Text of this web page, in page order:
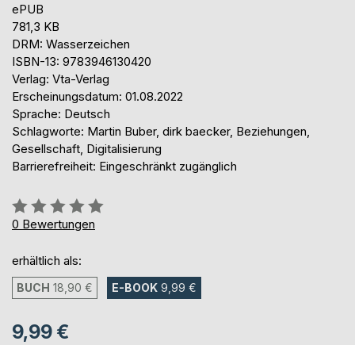
ePUB
781,3 KB
DRM: Wasserzeichen
ISBN-13: 9783946130420
Verlag: Vta-Verlag
Erscheinungsdatum: 01.08.2022
Sprache: Deutsch
Schlagworte: Martin Buber, dirk baecker, Beziehungen,
Gesellschaft, Digitalisierung
Barrierefreiheit: Eingeschränkt zugänglich
Bewertung::
0%
0 Bewertungen
erhältlich als:
BUCH 18,90 € E-BOOK 9,99 €
9,99 €